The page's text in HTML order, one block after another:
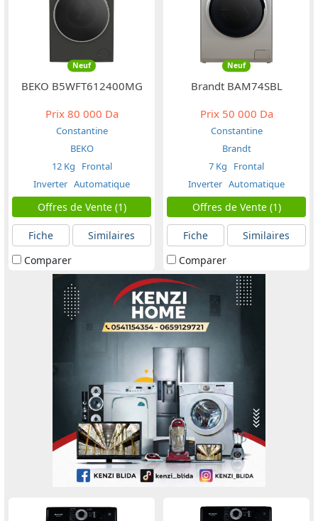
Neuf
BEKO B5WFT612400MG
Prix80 000 Da
Constantine
BEKO
12 Kg
Frontal
Inverter Automatique
Offres de Vente (1)
Fiche
Similaires
Comparer
Neuf
Brandt BAM74SBL
Prix50 000 Da
Constantine
Brandt
7 Kg
Frontal
Inverter Automatique
Offres de Vente (1)
Fiche
Similaires
Comparer